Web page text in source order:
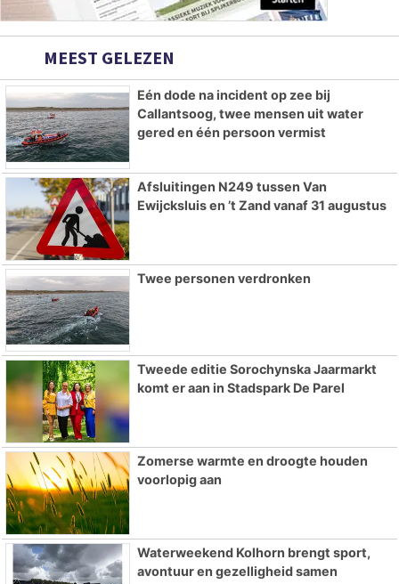
MEEST GELEZEN
Eén dode na incident op zee bij
Callantsoog, twee mensen uit water
gered en één persoon vermist
Afsluitingen N249 tussen Van
Ewijcksluis en ’t Zand vanaf 31 augustus
Twee personen verdronken
Tweede editie Sorochynska Jaarmarkt
komt er aan in Stadspark De Parel
Zomerse warmte en droogte houden
voorlopig aan
Waterweekend Kolhorn brengt sport,
avontuur en gezelligheid samen